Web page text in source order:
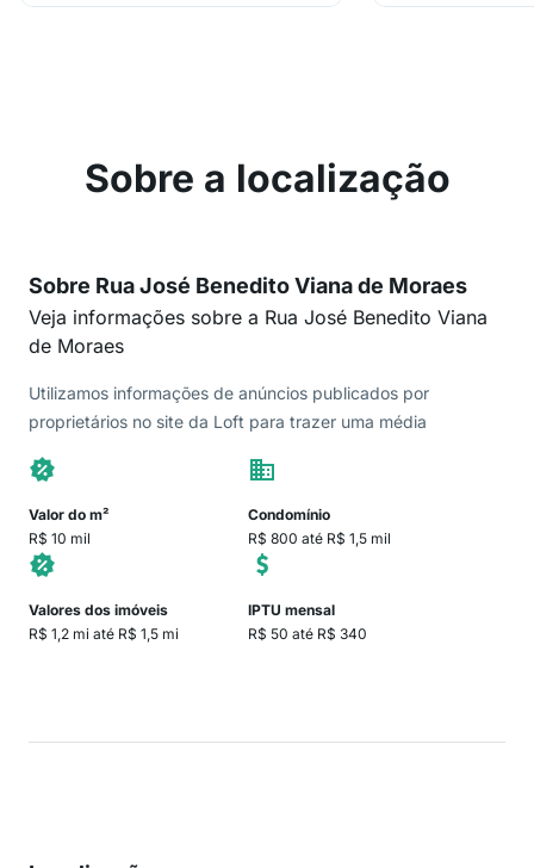
Sobre a localização
Sobre Rua José Benedito Viana de Moraes
Veja informações sobre a Rua José Benedito Viana
de Moraes
Utilizamos informações de anúncios publicados por
proprietários no site da Loft para trazer uma média
Valor do m²
R$ 10 mil
Condomínio
R$ 800 até R$ 1,5 mil
Valores dos imóveis
R$ 1,2 mi até R$ 1,5 mi
IPTU mensal
R$ 50 até R$ 340